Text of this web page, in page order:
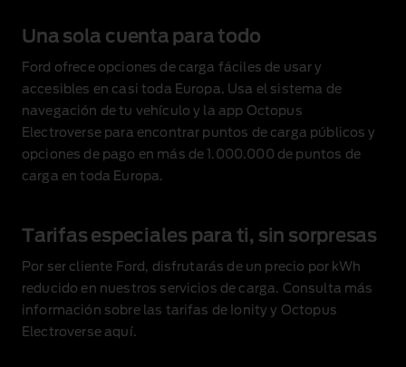
Una sola cuenta para todo
Ford ofrece opciones de carga fáciles de usar y
accesibles en casi toda Europa. Usa el sistema de
navegación de tu vehículo y la app Octopus
Electroverse para encontrar puntos de carga públicos y
opciones de pago en más de 1.000.000 de puntos de
carga en toda Europa.
Tarifas especiales para ti, sin sorpresas
Por ser cliente Ford, disfrutarás de un precio por kWh
reducido en nuestros servicios de carga. Consulta más
información sobre las tarifas de Ionity y Octopus
Electroverse aquí .